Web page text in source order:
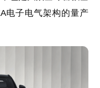
电子电气架构的量产